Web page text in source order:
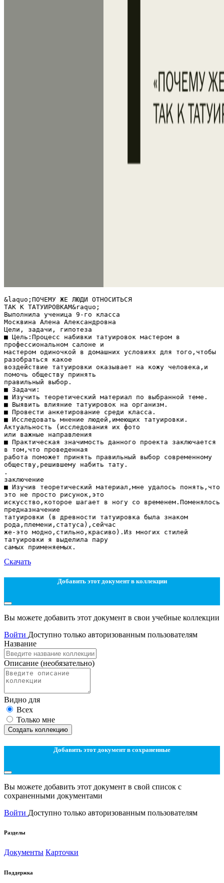
&laquo;ПОЧЕМУ ЖЕ ЛЮДИ ОТНОСИТЬСЯ
ТАК К ТАТУИРОВКАМ&raquo;
Выполнила ученица 9-го класса
Москвина Алена Александровна
Цели, задачи, гипотеза
■ Цель:Процесс набивки татуировок мастером в
профессиональном салоне и
мастером одиночкой в домашних условиях для того,чтобы
разобраться какое
воздействие татуировки оказывает на кожу человека,и
помочь обществу принять
правильный выбор.
■ Задачи:
■ Изучить теоретический материал по выбранной теме.
■ Выявить влияние татуировок на организм.
■ Провести анкетирование среди класса.
■ Исследовать мнение людей,имеющих татуировки.
Актуальность (исследования их фото
или важные направления
■ Практическая значимость данного проекта заключается
в том,что проведенная
работа поможет принять правильный выбор современному
обществу,решившему набить тату.
.
заключение
■ Изучив теоретический материал,мне удалось понять,что
это не просто рисунок,это
искусство,которое шагает в ногу со временем.Поменялось
предназначение
татуировки (в древности татуировка была знаком
рода,племени,статуса),сейчас
же-это модно,стильно,красиво).Из многих стилей
татуировки я выделила пару
Скачать
Добавить этот документ в коллекции
Вы можете добавить этот документ в свои учебные коллекции
Войти Доступно только авторизованным пользователям
Название
Описание (необязательно)
Видно для
Всех
Только мне
Создать коллекцию
Добавить этот документ в сохраненные
Вы можете добавить этот документ в свой список с
сохраненными документами
Войти Доступно только авторизованным пользователям
Разделы
Документы Карточки
Поддержка